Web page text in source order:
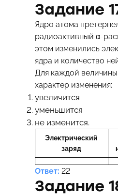
Задание
Ядро атома
радиоактивный α-
этом изменились
ядра и количество
Для каждой
характер изменения:
увеличится
уменьшится
не изменится.
Электрический
заряд
Ответ: 22
Задание